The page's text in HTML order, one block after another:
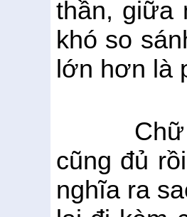
thần, giữa
khó so
lớn hơn là
cũng đủ
nghĩa ra